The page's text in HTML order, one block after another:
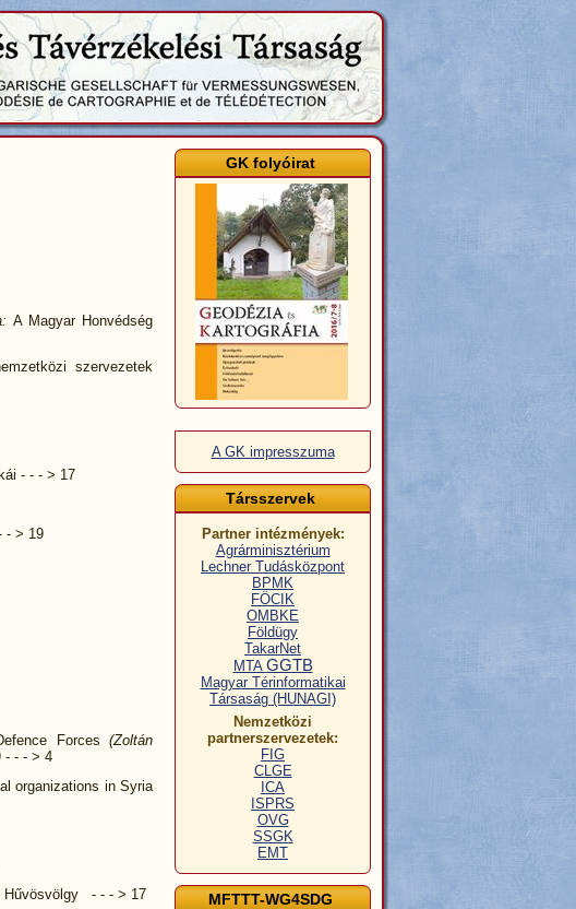
A Magyar Honvédség
szervezetek
- - - > 17
- > 19
Forces (Zoltán
- - - > 4
organizations in Syria
Hűvösvölgy - - - > 17
GK folyóirat
A GK impresszuma
Társszervek
Partner intézmények:
Agrárminisztérium
Lechner Tudásközpont
BPMK
FÖCIK
OMBKE
Földügy
TakarNet
MTA GGTB
Magyar Térinformatikai
Társaság (HUNAGI)
Nemzetközi
partnerszervezetek:
FIG
CLGE
ICA
ISPRS
OVG
SSGK
EMT
MFTTT-WG4SDG